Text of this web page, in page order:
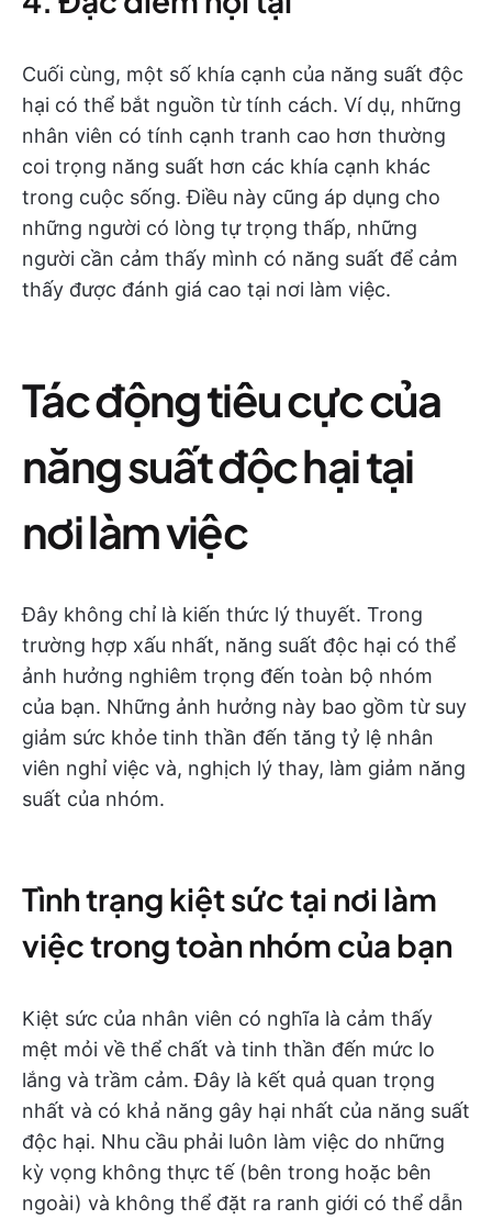
Cuối cùng, một số khía cạnh của năng suất độc
hại có thể bắt nguồn từ tính cách. Ví dụ, những
nhân viên có tính cạnh tranh cao hơn thường
coi trọng năng suất hơn các khía cạnh khác
trong cuộc sống. Điều này cũng áp dụng cho
những người có lòng tự trọng thấp, những
người cần cảm thấy mình có năng suất để cảm
thấy được đánh giá cao tại nơi làm việc.
Tác động tiêu cực của
năng suất độc hại tại
nơi làm việc
Đây không chỉ là kiến thức lý thuyết. Trong
trường hợp xấu nhất, năng suất độc hại có thể
ảnh hưởng nghiêm trọng đến toàn bộ nhóm
của bạn. Những ảnh hưởng này bao gồm từ suy
giảm sức khỏe tinh thần đến tăng tỷ lệ nhân
viên nghỉ việc và, nghịch lý thay, làm giảm năng
suất của nhóm.
Tình trạng kiệt sức tại nơi làm
việc trong toàn nhóm của bạn
Kiệt sức của nhân viên có nghĩa là cảm thấy
mệt mỏi về thể chất và tinh thần đến mức lo
lắng và trầm cảm. Đây là kết quả quan trọng
nhất và có khả năng gây hại nhất của năng suất
độc hại. Nhu cầu phải luôn làm việc do những
kỳ vọng không thực tế (bên trong hoặc bên
ngoài) và không thể đặt ra ranh giới có thể dẫn